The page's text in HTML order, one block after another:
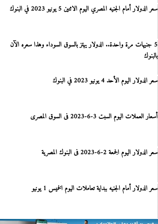
سعر الدولار أمام الجنيه المصري اليوم الاثنين 5 يونيو 2023 في البنوك
5 جنيهات مرة واحدة.. الدولار يهتز بالسوق السوداء وهذا سعره الآن
بالبنوك
سعر الدولار اليوم الأحد 4 يونيو 2023 في البنوك
أسعار العملات اليوم السبت 3-6-2023 فى السوق المصرى
سعر الدولار اليوم الجمعة 2-6-2023 فى البنوك المصرية
سعر الدولار أمام الجنيه ببداية تعاملات اليوم الخميس 1 يونيو